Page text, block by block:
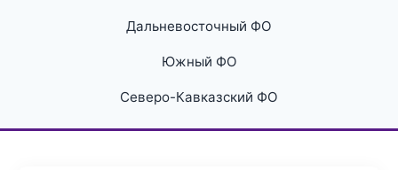
Дальневосточный ФО
Южный ФО
Северо-Кавказский ФО